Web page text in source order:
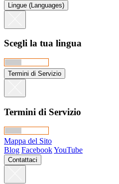
Lingue (Languages)
Scegli la tua lingua
Termini di Servizio
Termini di Servizio
Mappa del Sito
Blog FacebookYouTube
Contattaci